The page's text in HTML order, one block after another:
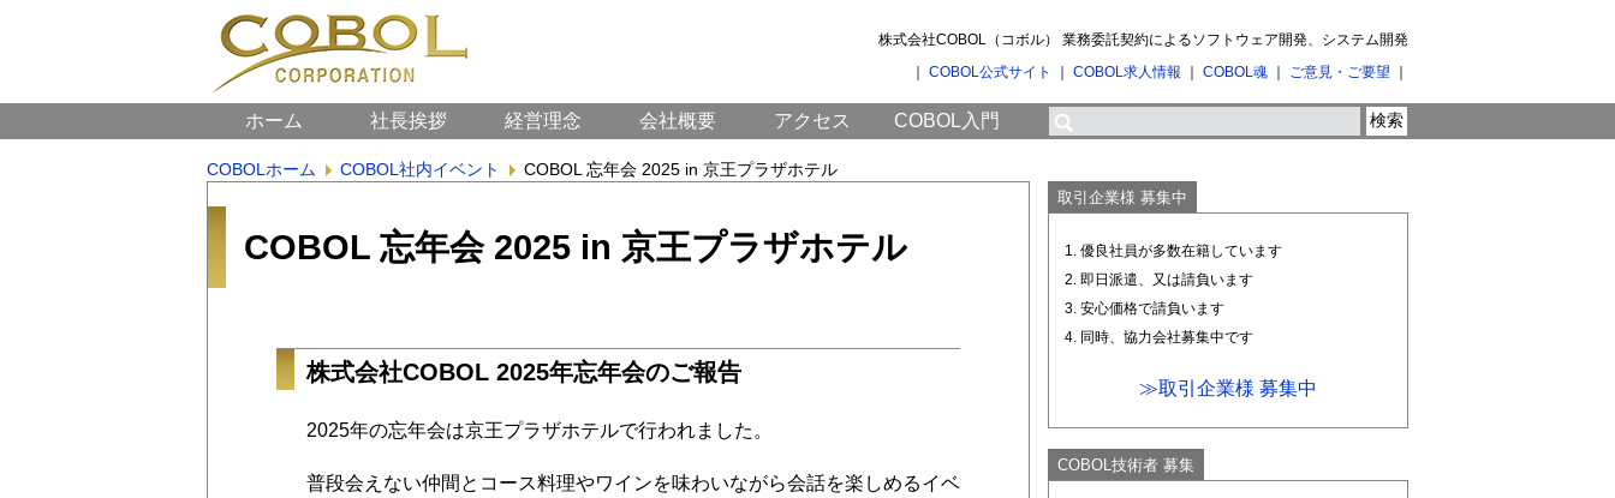
株式会社COBOL（コボル） 業務委託契約によるソフトウェア開発、システム開発
COBOL公式サイト COBOL求人情報 COBOL魂 ご意見・ご要望
ホーム 社長挨拶 経営理念 会社概要 アクセス COBOL入門
COBOLホーム COBOL社内イベント COBOL 忘年会 2025 in 京王プラザホテル
COBOL 忘年会 2025 in 京王プラザホテル
株式会社COBOL 2025年忘年会のご報告
2025年の忘年会は京王プラザホテルで行われました。
普段会えない仲間とコース料理やワインを味わいながら会話を楽しめるイベ
取引企業様 募集中
1. 優良社員が多数在籍しています
2. 即日派遣、又は請負います
3. 安心価格で請負います
4. 同時、協力会社募集中です
≫取引企業様 募集中
COBOL技術者 募集